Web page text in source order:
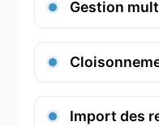
Gestion
Import des